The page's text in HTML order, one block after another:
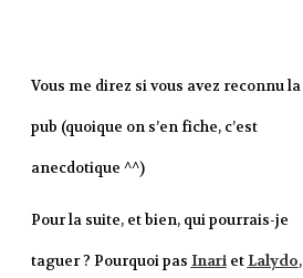
Vous me direz si vous avez reconnu la
pub (quoique on s’en fiche, c’est
anecdotique ^^)
Pour la suite, et bien, qui pourrais-je
taguer ? Pourquoi pas InarietLalydo,